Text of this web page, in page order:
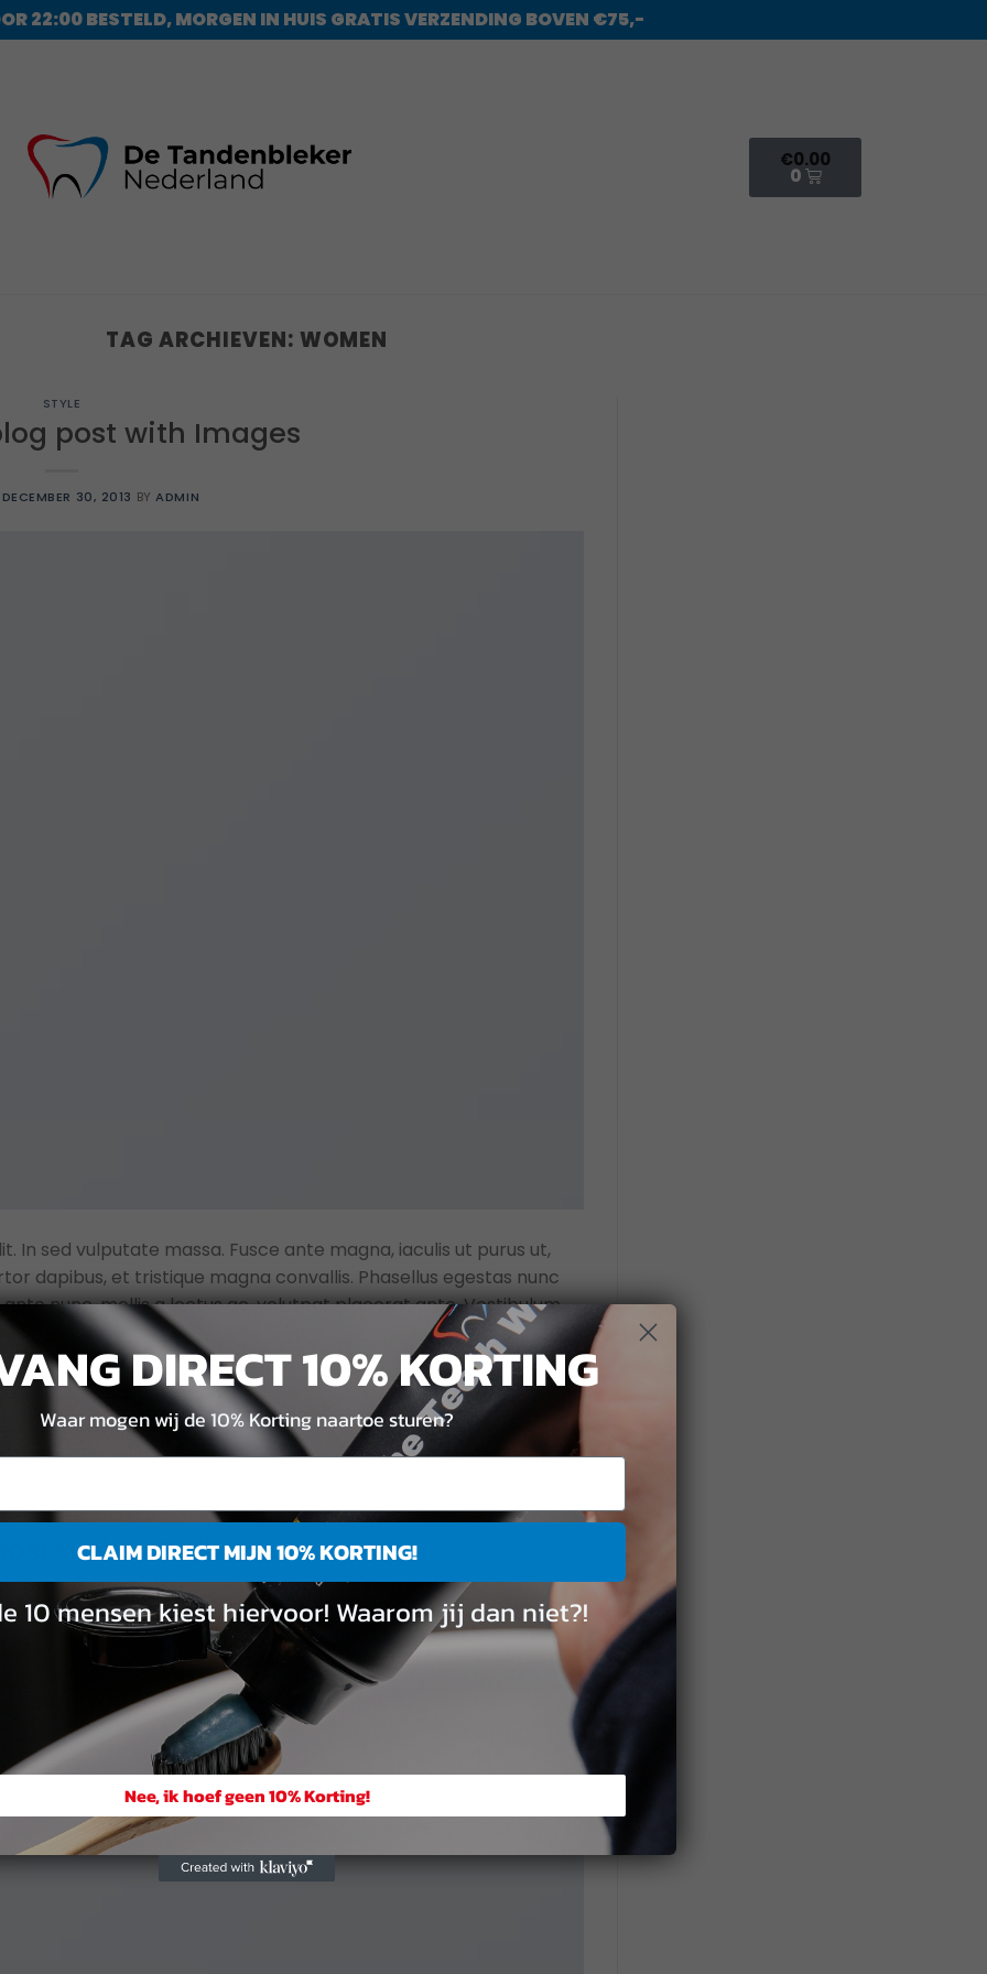
22:00 BESTELD, MORGEN IN HUIS GRATIS VERZENDING BOVEN €75,-
€0.00
0
TAG ARCHIEVEN: WOMEN
STYLE
post with Images
DECEMBER 30, 2013 BYADMIN
sed vulputate massa. Fusce ante magna, iaculis ut purus ut,
dapibus, et tristique magna convallis. Phasellus egestas nunc
nunc, mollis a lectus ac, volutpat placerat ante. Vestibulum
LEES VERDER→
Laat een reactie achter
STYLE
with A Gallery
DECEMBER 16, 2013BYADMIN
DIRECT 10% KORTING
Waar mogen wij de 10% Korting naartoe sturen?
CLAIM DIRECT MIJN 10% KORTING!
10 mensen kiest hiervoor! Waarom jij dan niet?!
Nee, ik hoef geen 10% Korting!